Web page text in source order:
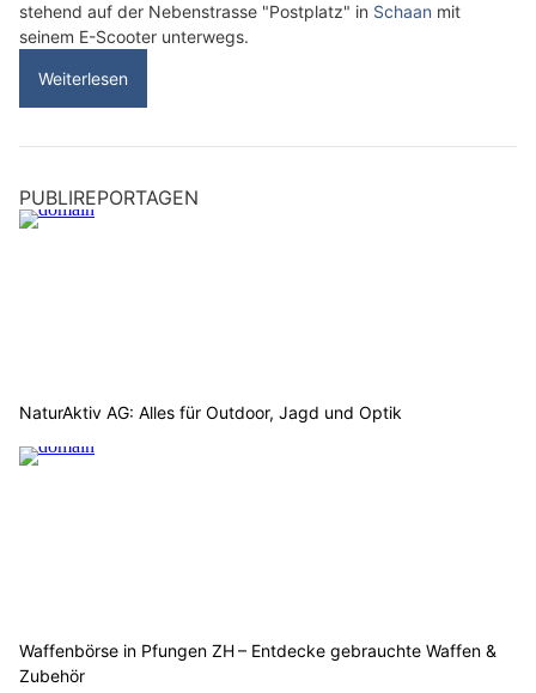
stehend auf der Nebenstrasse "Postplatz" in Schaan mit
seinem E-Scooter unterwegs.
Weiterlesen
PUBLIREPORTAGEN
NaturAktiv AG: Alles für Outdoor, Jagd und Optik
Waffenbörse in Pfungen ZH – Entdecke gebrauchte Waffen &
Zubehör